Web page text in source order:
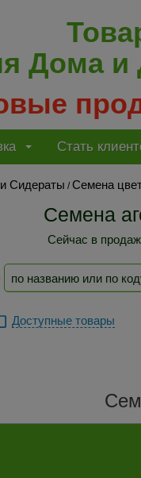
Дома и
Стать
Сидераты /Семена
Семена
Сейчас в
Доступные товары